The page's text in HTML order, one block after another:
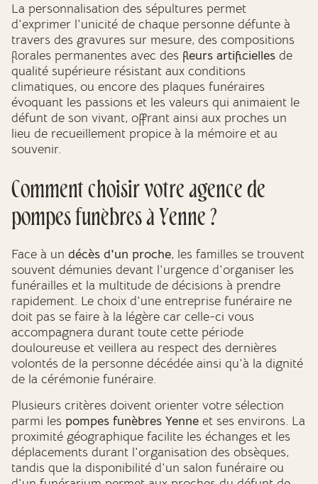
La personnalisation des sépultures permet
d'exprimer l'unicité de chaque personne défunte à
travers des gravures sur mesure, des compositions
florales permanentes avec des fleurs artificielles de
qualité supérieure résistant aux conditions
climatiques, ou encore des plaques funéraires
évoquant les passions et les valeurs qui animaient le
défunt de son vivant, offrant ainsi aux proches un
lieu de recueillement propice à la mémoire et au
souvenir.
Comment choisir votre agence de
pompes funèbres à Yenne ?
Face à un décès d'un proche, les familles se trouvent
souvent démunies devant l'urgence d'organiser les
funérailles et la multitude de décisions à prendre
rapidement. Le choix d'une entreprise funéraire ne
doit pas se faire à la légère car celle-ci vous
accompagnera durant toute cette période
douloureuse et veillera au respect des dernières
volontés de la personne décédée ainsi qu'à la dignité
de la cérémonie funéraire.
Plusieurs critères doivent orienter votre sélection
parmi les pompes funèbres Yenne et ses environs. La
proximité géographique facilite les échanges et les
déplacements durant l'organisation des obsèques,
tandis que la disponibilité d'un salon funéraire ou